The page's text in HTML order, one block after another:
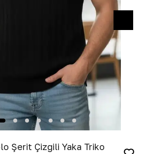
Şerit Çizgili Yaka Triko